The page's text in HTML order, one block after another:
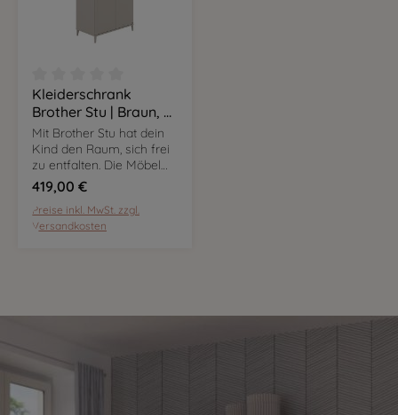
Durchschnittliche Bewertung von 0 von 5 Sternen
Kleiderschrank
Brother Stu | Braun, 2
Türen
Mit Brother Stu hat dein
Kind den Raum, sich frei
zu entfalten. Die Möbel
sind flexibel nutzbar und
mit ihrem Dekor in Taupe
setzen sie in eurem
Zuhause markante
419,00 €
Preise inkl. MwSt. zzgl.
Versandkosten